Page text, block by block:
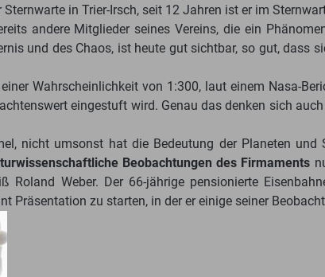
in Trier-Irsch, seit 12 Jahren ist er im
andere Mitglieder seines Vereins, die ein
und des Chaos, ist heute gut sichtbar, so gut, dass
Wahrscheinlichkeit von 1:300, laut einem Nasa-
eingestuft wird. Genau das denken sich
nicht umsonst hat die Bedeutung der Planeten und
Beobachtungen des Firmaments
Weber. Der 66-jährige pensionierte
zu starten, in der er einige seiner